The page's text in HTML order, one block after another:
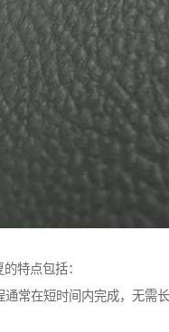
特点包括：
通常在短时间内完成，无需